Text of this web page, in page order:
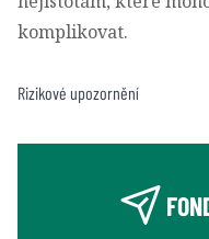
komplikovat.
Rizikové upozornění